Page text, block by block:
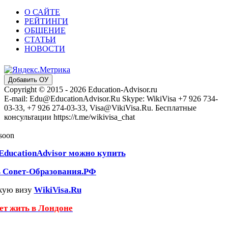
О САЙТЕ
РЕЙТИНГИ
ОБЩЕНИЕ
СТАТЬИ
НОВОСТИ
Добавить ОУ
Copyright © 2015 - 2026 Education-Advisor.ru
E-mail: Edu@EducationAdvisor.Ru Skype: WikiVisa +7 926 734-
03-33, +7 926 274-03-33, Visa@VikiVisa.Ru. Бесплатные
консультации https://t.me/wikivisa_chat
можно купить
Совет-Образования.РФ
визу WikiVisa.Ru
жить в Лондоне